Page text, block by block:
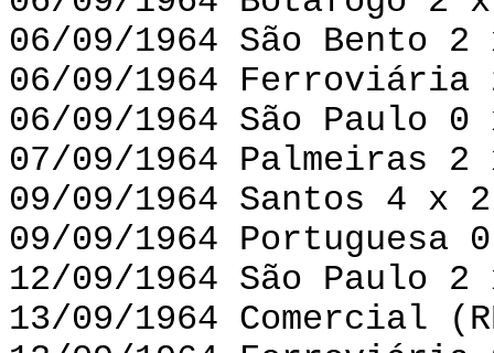
06/09/1964 São Bento
06/09/1964 Ferroviária
06/09/1964 São Paulo 0
07/09/1964 Palmeiras
09/09/1964 Santos 4 x
09/09/1964
12/09/1964 São Paulo 2
13/09/1964 Comercial